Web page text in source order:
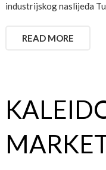
industrijskog naslijeđa
READ MORE